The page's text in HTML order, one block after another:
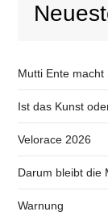
Mutti Ente macht
Ist das Kunst
Velorace 2026
Darum bleibt die
Warnung